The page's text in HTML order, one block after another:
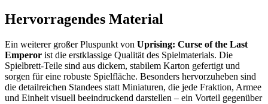
Hervorragendes Material
Ein weiterer großer Pluspunkt von Uprising: Curse of the Last
Emperor ist die erstklassige Qualität des Spielmaterials. Die
Spielbrett-Teile sind aus dickem, stabilem Karton gefertigt und
sorgen für eine robuste Spielfläche. Besonders hervorzuheben sind
die detailreichen Standees statt Miniaturen, die jede Fraktion, Armee
und Einheit visuell beeindruckend darstellen – ein Vorteil gegenüber